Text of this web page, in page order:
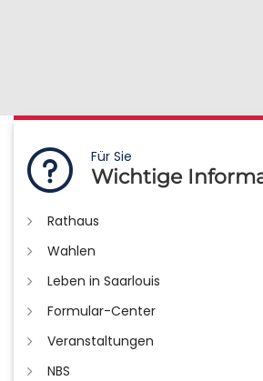
Für Sie
Wichtige
Rathaus
Wahlen
Leben in Saarlouis
Formular-Center
Veranstaltungen
NBS